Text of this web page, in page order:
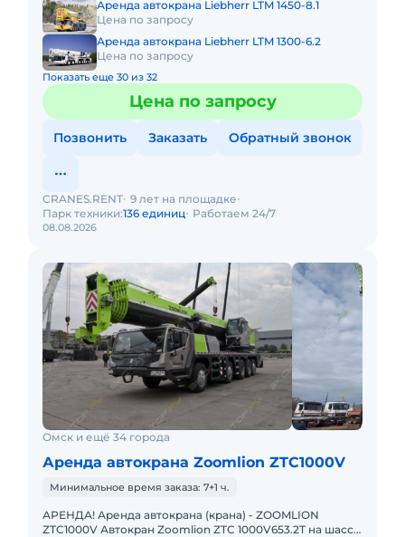
Аренда автокрана Liebherr LTM 1450-8.1
Цена по запросу
Аренда автокрана Liebherr LTM 1300-6.2
Цена по запросу
Показать еще 30 из 32
Цена по запросу
Позвонить Заказать Обратный звонок
08.08.2026
CRANES.RENT 9 лет на площадке
Парк техники:136 единиц Работаем 24/7
Омск и ещё 34 города
Аренда автокрана Zoomlion ZTC1000V
Минимальное время заказа: 7+1 ч.
АРЕНДА! Аренда автокрана (крана) - ZOOMLION
ZTC1000V Автокран Zoomlion ZTC 1000V653.2T на шасси